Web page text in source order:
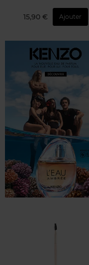
15,90 € Ajouter